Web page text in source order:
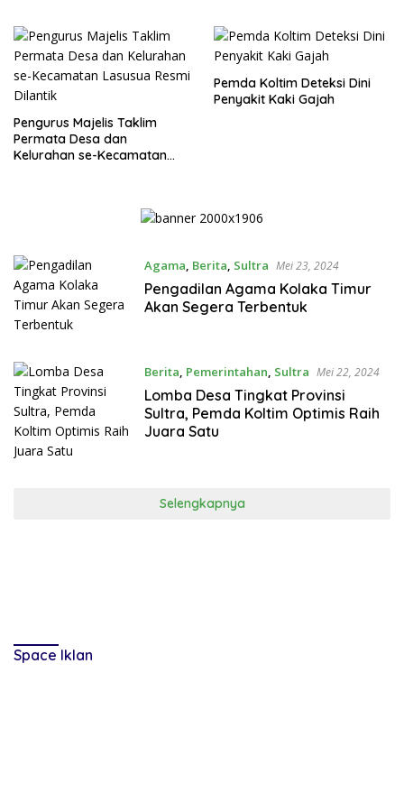
Pengurus Majelis Taklim
Permata Desa dan
Kelurahan se-Kecamatan
Pemda Koltim Deteksi Dini
Penyakit Kaki Gajah
Agama, Berita, Sultra Mei 23, 2024
Pengadilan Agama Kolaka Timur
Akan Segera Terbentuk
Berita, Pemerintahan, Sultra Mei 22, 2024
Lomba Desa Tingkat Provinsi
Sultra, Pemda Koltim Optimis Raih
Juara Satu
Selengkapnya
Space Iklan